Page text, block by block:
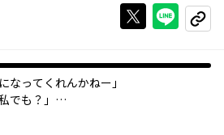
Xで投稿する
ライン
コピー
なってくれんかねー」
でも？」